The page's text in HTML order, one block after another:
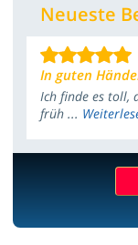
Neueste
In guten
Ich finde es toll,
früh ...